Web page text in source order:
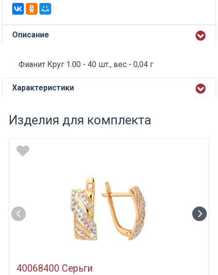
Описание
Фианит Круг 1.00 - 40 шт., вес - 0,04 г
Характеристики
Изделия для комплекта
40068400 Серьги